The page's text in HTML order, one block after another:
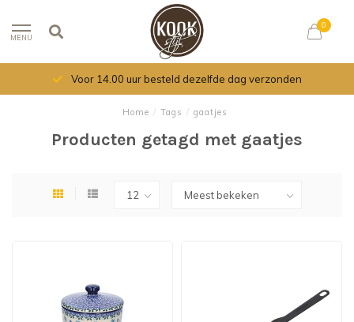
MENU
0
Voor 14.00 uur besteld dezelfde dag verzonden
Home / Tags / gaatjes
Producten getagd met gaatjes